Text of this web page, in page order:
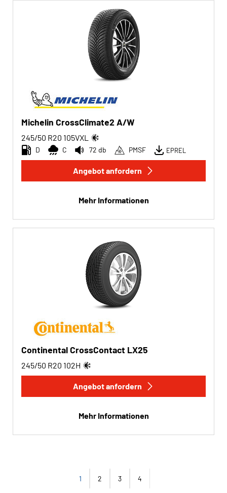
Michelin CrossClimate2 A/W
245/50 R20 105VXL
D C 72 db PMSF EPREL
Angebot anfordern
Mehr Informationen
Continental CrossContact LX25
245/50 R20 102H
Angebot anfordern
Mehr Informationen
1 2 3 4